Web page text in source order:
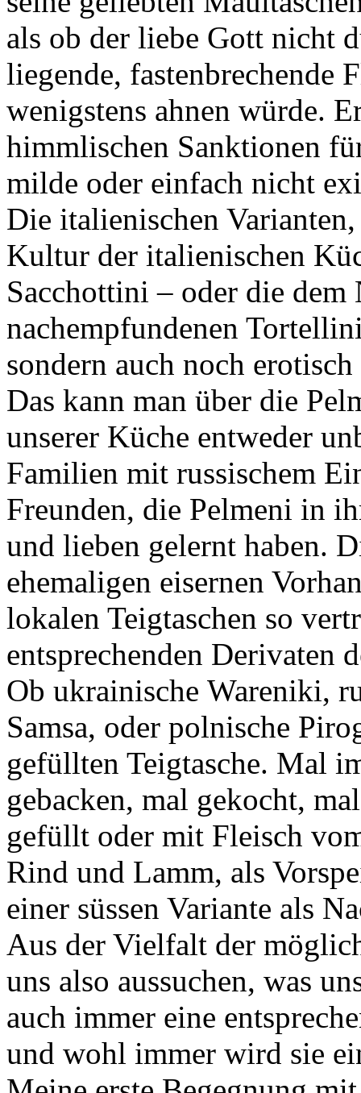
als ob der liebe Gott nicht
liegende, fastenbrechende
wenigstens ahnen würde.
himmlischen Sanktionen
milde oder einfach nicht
Die italienischen
Kultur der italienischen
Sacchottini – oder die dem
nachempfundenen
sondern auch noch
Das kann man über die
unserer Küche entweder
Familien mit russischem
Freunden, die Pelmeni in
und lieben gelernt haben.
ehemaligen eisernen
lokalen Teigtaschen so
entsprechenden Derivaten
Ob ukrainische Wareniki,
Samsa, oder polnische
gefüllten Teigtasche. Mal
gebacken, mal gekocht,
gefüllt oder mit Fleisch
Rind und Lamm, als
einer süssen Variante als
Aus der Vielfalt der
uns also aussuchen, was
auch immer eine
und wohl immer wird sie